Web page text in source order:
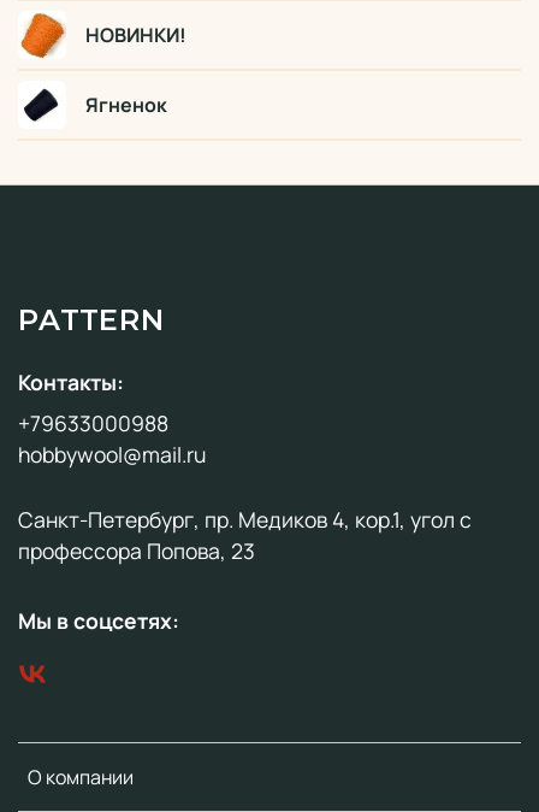
НОВИНКИ!
Ягненок
PATTERN
О компании
Контакты:
+79633000988
hobbywool@mail.ru
Санкт-Петербург, пр. Медиков 4, кор.1, угол с
профессора Попова, 23
Мы в соцсетях: